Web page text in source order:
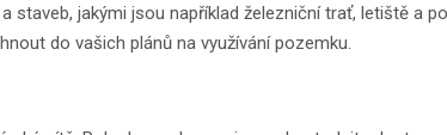
staveb, jakými jsou například železniční trať, letiště a
do vašich plánů na využívání pozemku.